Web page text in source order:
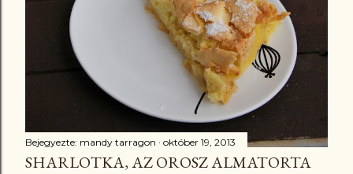
Bejegyezte: mandy tarragon október 19, 2013
SHARLOTKA, AZ OROSZ ALMATORTA